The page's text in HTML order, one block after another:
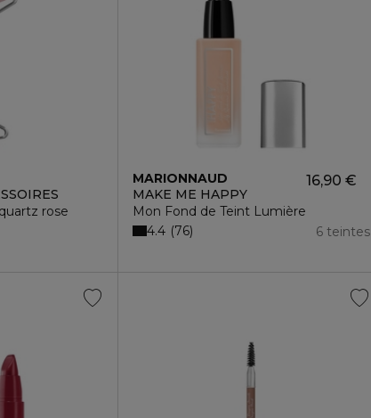
rose
MARIONNAUD
MAKE ME HAPPY
Mon Fond de Teint Lumière
16,90 €
6 teintes
4.4 76